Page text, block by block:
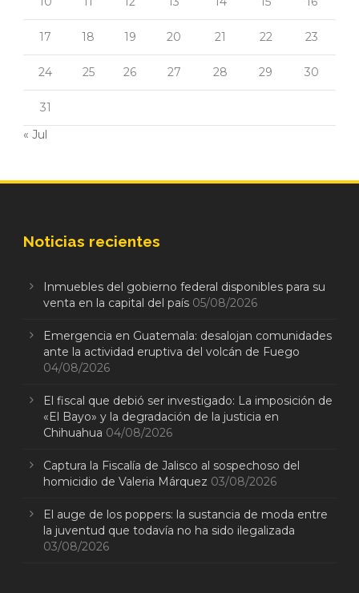
17 18 19 20 21 22 23
24 25 26 27 28 29 30
31
« Jul
Noticias recientes
Inmuebles del gobierno federal disponibles para su
venta en la capital del país 05/08/2026
Emergencia en Guatemala: desalojan comunidades
ante la actividad eruptiva del volcán de Fuego
04/08/2026
El fiscal que debió ser investigado: La imposición de
«El Bayo» y la degradación de la justicia en
Chihuahua 04/08/2026
Captura la Fiscalía de Jalisco al sospechoso del
homicidio de Valeria Márquez 03/08/2026
El auge de los poppers: la sustancia de moda entre
la juventud que todavía no ha sido ilegalizada
03/08/2026